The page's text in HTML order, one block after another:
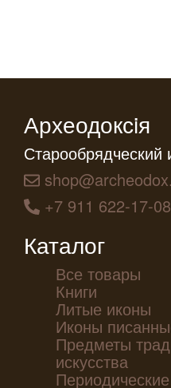
Археодоксiя
Старообрядческий
+7 911 622-17-08
Каталог
Все товары
Книги
Литые иконы
Иконы
Предметы
искусства